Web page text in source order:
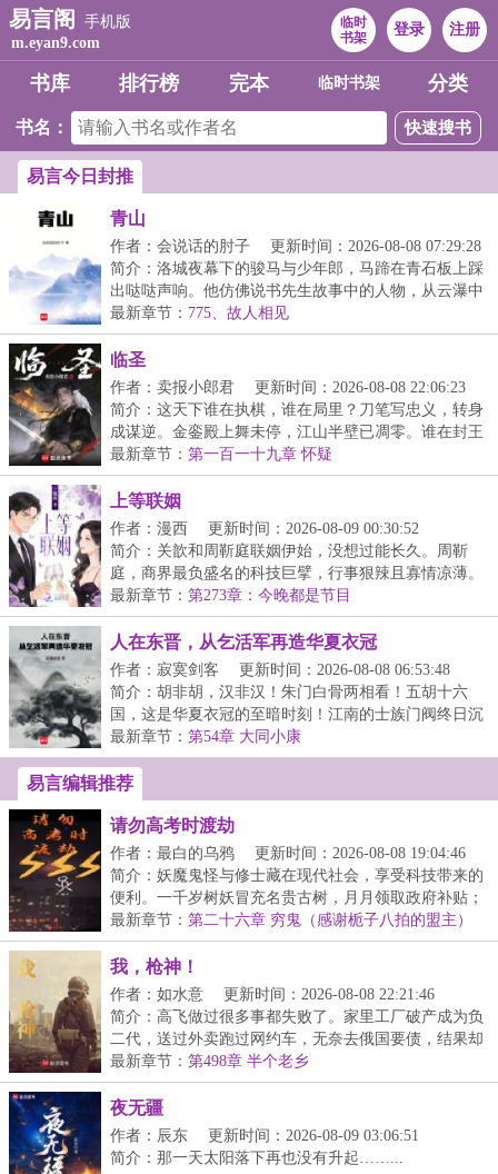
易言阁
手机版
m.eyan9.com
临时
书架
登录 注册
书库 排行榜 完本 临时书架 分类
书名：
易言今日封推
青山
作者：会说话的肘子
更新时间：2026-08-08 07:29:28
简介：洛城夜幕下的骏马与少年郎，马蹄在青石板上踩
出哒哒声响。他仿佛说书先生故事中的人物，从云瀑中
来...
最新章节： 775、故人相见
临圣
作者：卖报小郎君
更新时间：2026-08-08 22:06:23
简介：这天下谁在执棋，谁在局里？刀笔写忠义，转身
成谋逆。金銮殿上舞未停，江山半壁已凋零。谁在封王
拜...
最新章节： 第一百一十九章 怀疑
上等联姻
作者：漫西
更新时间：2026-08-09 00:30:52
简介：关歆和周靳庭联姻伊始，没想过能长久。周靳
庭，商界最负盛名的科技巨擘，行事狠辣且寡情凉薄。
外界...
最新章节： 第273章：今晚都是节目
人在东晋，从乞活军再造华夏衣冠
作者：寂寞剑客
更新时间：2026-08-08 06:53:48
简介：胡非胡，汉非汉！朱门白骨两相看！五胡十六
国，这是华夏衣冠的至暗时刻！江南的士族门阀终日沉
溺于...
最新章节： 第54章 大同小康
易言编辑推荐
请勿高考时渡劫
作者：最白的乌鸦
更新时间：2026-08-08 19:04:46
简介：妖魔鬼怪与修士藏在现代社会，享受科技带来的
便利。一千岁树妖冒充名贵古树，月月领取政府补贴；
八...
最新章节： 第二十六章 穷鬼（感谢栀子八拍的盟主）
我，枪神！
作者：如水意
更新时间：2026-08-08 22:21:46
简介：高飞做过很多事都失败了。家里工厂破产成为负
二代，送过外卖跑过网约车，无奈去俄国要债，结果却
被...
最新章节： 第498章 半个老乡
夜无疆
作者：辰东
更新时间：2026-08-09 03:06:51
简介：那一天太阳落下再也没有升起……...